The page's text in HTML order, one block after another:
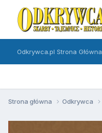
Odkrywca.pl Strona Główna
Strona główna Odkrywca